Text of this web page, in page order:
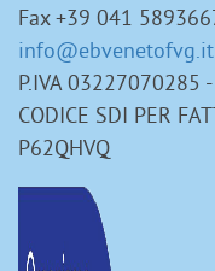
Fax +39 041
info@ebvenetofvg.it
P.IVA 03227070285
CODICE SDI PER
P62QHVQ